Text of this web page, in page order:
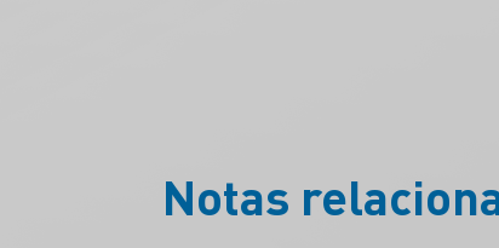
Notas